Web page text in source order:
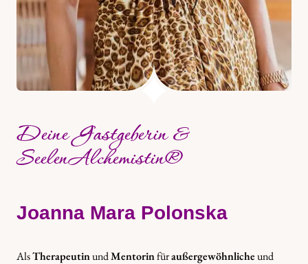
Deine Gastgeberin &
SeelenAlchemistin®
Joanna Mara Polonska
AlsTherapeutinundMentorinfüraußergewöhnlicheund